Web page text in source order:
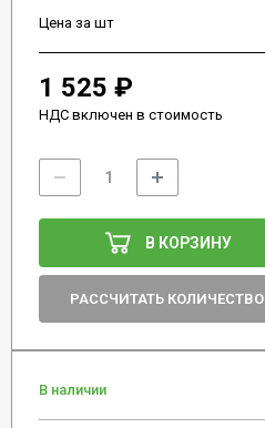
Цена за шт
1 525 ₽
НДС включен в стоимость
В КОРЗИНУ
РАССЧИТАТЬ КОЛИЧЕСТВО
В наличии